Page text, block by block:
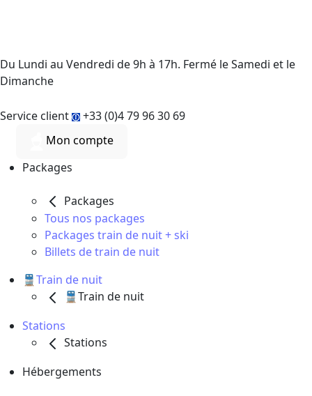
Du Lundi au Vendredi de 9h à 17h. Fermé le Samedi et le
Dimanche
Service client
+33 (0)4 79 96 30 69
Mon compte
Packages
Packages
Tous nos packages
Packages train de nuit + ski
Billets de train de nuit
🚆Train de nuit
🚆Train de nuit
Stations
Stations
Hébergements